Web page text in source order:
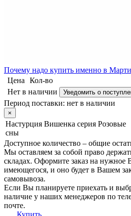
Почему надо купить именно в
Цена
Кол-во
Нет в наличии
Уведомить о
Период поставки: нет в наличии
×
Настурция Вишенка серия Розовые
сны
Доступное количество – общие
Мы оставляем за собой право
складах. Оформите заказ на нужное
имеющегося, и оно будет в Вашем
самовывоза.
Если Вы планируете приехать и
наличие у наших менеджеров по
почте.
Купить